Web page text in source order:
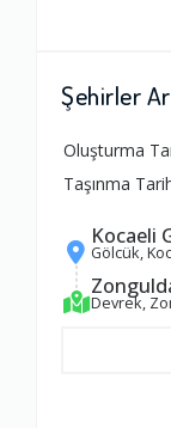
Şehirler
Oluşturma
Taşınma
Kocaeli
Gölcük,
Devrek,